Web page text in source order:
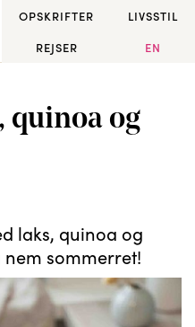
OPSKRIFTER
LIVSSTIL
REJSER
EN
quinoa og
laks, quinoa og
sommerret!